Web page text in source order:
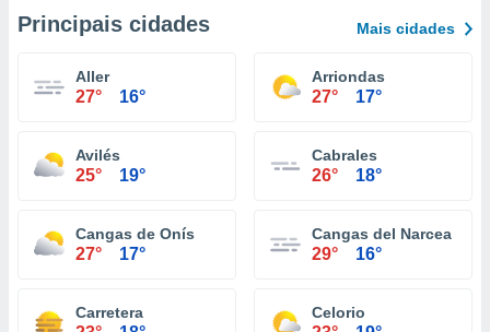
Principais cidades Mais cidades
Aller
27° 16°
Arriondas
27° 17°
Avilés
25° 19°
Cabrales
26° 18°
Cangas de Onís
27° 17°
Cangas del Narcea
29° 16°
Carretera Celorio